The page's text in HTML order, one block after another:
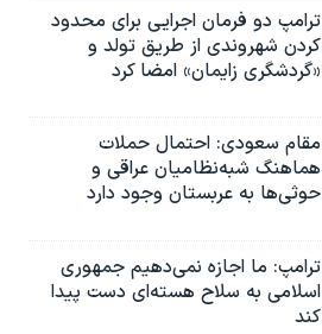
ترامپ دو فرمان اجرایی برای محدود
کردن شهروندی از طریق تولد و
«گردشگری زایمان» امضا کرد
مقام سعودی: احتمال حملات
هماهنگ شبه‌نظامیان عراقی و
حوثی‌ها به عربستان وجود دارد
ترامپ: ما اجازه نمی‌دهیم جمهوری
اسلامی به سلاح هسته‌ای دست پیدا
کند